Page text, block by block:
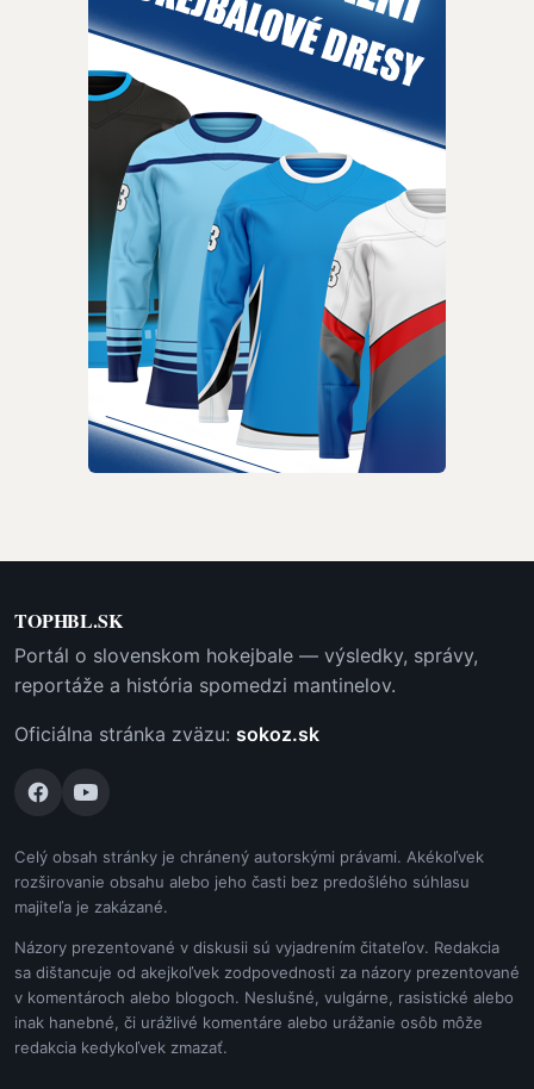
TOPHBL.SK
Portál o slovenskom hokejbale — výsledky, správy,
reportáže a história spomedzi mantinelov.
Oficiálna stránka zväzu: sokoz.sk
Celý obsah stránky je chránený autorskými právami. Akékoľvek
rozširovanie obsahu alebo jeho časti bez predošlého súhlasu
majiteľa je zakázané.
Názory prezentované v diskusii sú vyjadrením čitateľov. Redakcia
sa dištancuje od akejkoľvek zodpovednosti za názory prezentované
v komentároch alebo blogoch. Neslušné, vulgárne, rasistické alebo
inak hanebné, či urážlivé komentáre alebo urážanie osôb môže
redakcia kedykoľvek zmazať.